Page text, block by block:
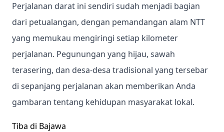
Perjalanan darat ini sendiri sudah menjadi bagian
dari petualangan, dengan pemandangan alam NTT
yang memukau mengiringi setiap kilometer
perjalanan. Pegunungan yang hijau, sawah
terasering, dan desa-desa tradisional yang tersebar
di sepanjang perjalanan akan memberikan Anda
gambaran tentang kehidupan masyarakat lokal.
Tiba di Bajawa